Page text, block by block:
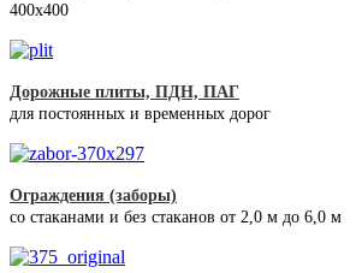
400х400
Дорожные плиты, ПДН, ПАГ
для постоянных и временных дорог
Ограждения (заборы)
со стаканами и без стаканов от 2,0 м до 6,0 м